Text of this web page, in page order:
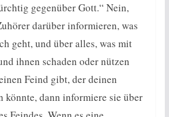
gegenüber Gott.“ Nein,
darüber informieren, was
geht, und über alles, was mit
ihnen schaden oder nützen
Feind gibt, der deinen
könnte, dann informiere sie über